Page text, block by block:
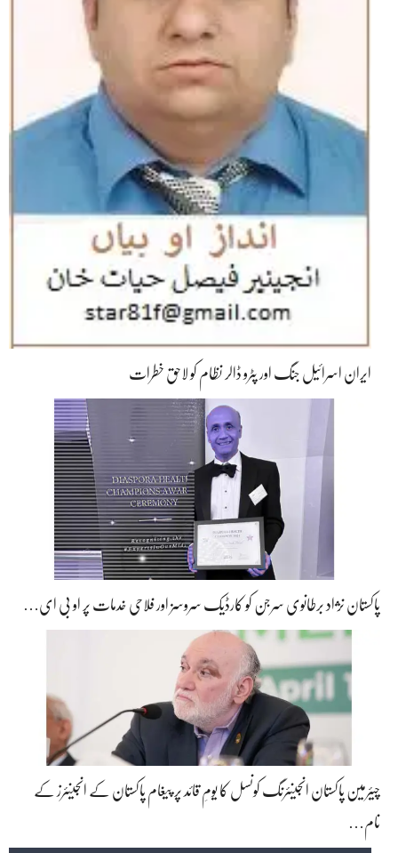
ایران اسرائیل جنگ اور پٹرو ڈالر نظام کو لاحق خطرات
پاکستان نژاد برطانوی سرجن کو کارڈیک سروسز اور فلاحی خدمات پر او بی ای…
چیئرمین پاکستان انجینئرنگ کونسل کا یومِ قائد پر پیغام پاکستان کے انجینئرز کے
نام…